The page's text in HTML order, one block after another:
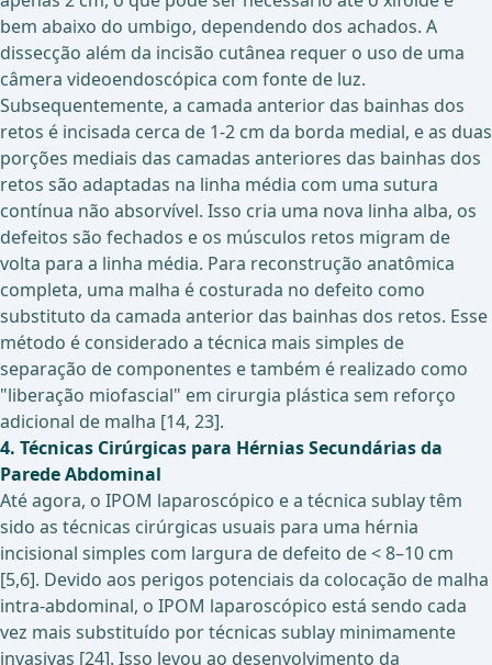
bem abaixo do umbigo, dependendo dos achados. A
dissecção além da incisão cutânea requer o uso de uma
câmera videoendoscópica com fonte de luz.
Subsequentemente, a camada anterior das bainhas dos
retos é incisada cerca de 1-2 cm da borda medial, e as duas
porções mediais das camadas anteriores das bainhas dos
retos são adaptadas na linha média com uma sutura
contínua não absorvível. Isso cria uma nova linha alba, os
defeitos são fechados e os músculos retos migram de
volta para a linha média. Para reconstrução anatômica
completa, uma malha é costurada no defeito como
substituto da camada anterior das bainhas dos retos. Esse
método é considerado a técnica mais simples de
separação de componentes e também é realizado como
"liberação miofascial" em cirurgia plástica sem reforço
adicional de malha [14, 23].
4. Técnicas Cirúrgicas para Hérnias Secundárias da
Parede Abdominal
Até agora, o IPOM laparoscópico e a técnica sublay têm
sido as técnicas cirúrgicas usuais para uma hérnia
incisional simples com largura de defeito de < 8–10 cm
[5,6]. Devido aos perigos potenciais da colocação de malha
intra-abdominal, o IPOM laparoscópico está sendo cada
vez mais substituído por técnicas sublay minimamente
invasivas [24]. Isso levou ao desenvolvimento da